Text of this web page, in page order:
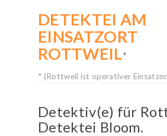
Rufen Sie kostenfrei an:
0800 / 589 03 04
Deutschlandweit gebührenfrei!
DETEKTEI AM
EINSATZORT
ROTTWEIL*
* (Rottweil ist operativer
Detektiv(e) für
Detektei Bloom.